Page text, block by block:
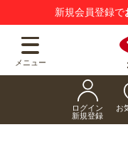
新規会員登録で
メニュー
ログイン
新規登録
お